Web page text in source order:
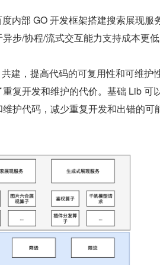
内部 GO 开发框架搭建搜索展现服
步/协程/流式交互能力支持成本更
建，提高代码的可复用性和可维护
复开发和维护的代价。基础 Lib 可
护代码，减少重复开发和出错的可